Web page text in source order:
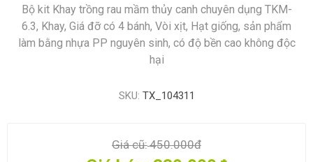
Bộ kit Khay trồng rau mầm thủy canh chuyên dụng TKM-
6.3, Khay, Giá đỡ có 4 bánh, Vòi xịt, Hạt giống, sản phẩm
làm bằng nhựa PP nguyên sinh, có độ bền cao không độc
hại
SKU: TX_104311
Giá cũ:450.000đ